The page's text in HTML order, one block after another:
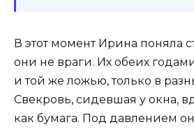
В этот момент Ирина поняла
они не враги. Их обеих
и той же ложью, только в
Свекровь, сидевшая у окна,
как бумага. Под давлением